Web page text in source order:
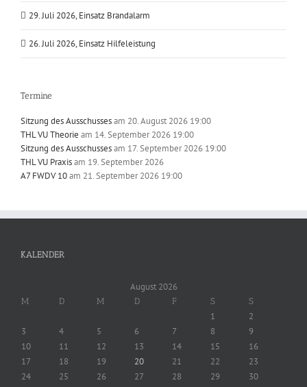
29. Juli 2026, Einsatz Brandalarm
26. Juli 2026, Einsatz Hilfeleistung
Termine
Sitzung des Ausschussesam 20. August 2026 19:00
THL VU Theorie am 14. September 2026 19:00
Sitzung des Ausschussesam 17. September 2026 19:00
THL VU Praxisam 19. September 2026
A7 FWDV 10am 21. September 2026 19:00
KALENDER
August 2026
M D M D F S S
1
2
3
4 5 6 7 8
9
10
11 12 13 14 15
16
17
18 19 20 21 22
23
24
25 26 27 28 29
30